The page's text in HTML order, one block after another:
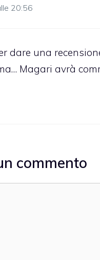
20:56
dare una
Magari avrà
commento